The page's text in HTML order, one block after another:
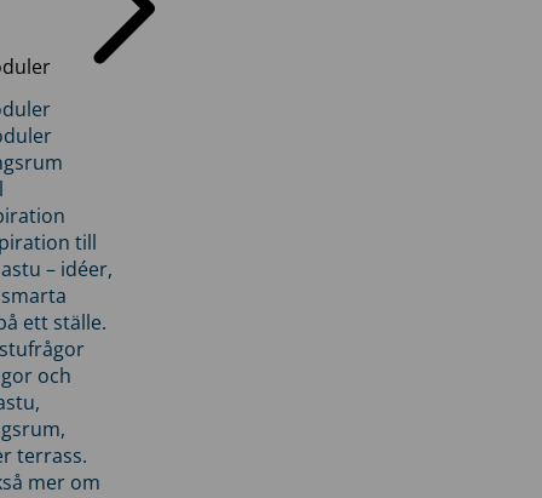
till
– idéer,
ett ställe.
och
terrass.
mer om